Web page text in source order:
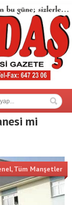
mi
,Tüm Manşetler